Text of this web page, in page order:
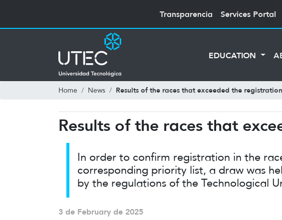
Transparencia Services Portal
EDUCATION
Home News Results of the races that exceeded the
Results of the races that
In order to confirm registration in the
corresponding priority list, a draw was
by the regulations of the Technological
3 de February de 2025